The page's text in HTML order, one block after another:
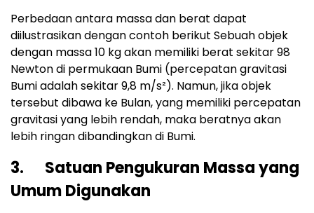
Perbedaan antara massa dan berat dapat
diilustrasikan dengan contoh berikut Sebuah objek
dengan massa 10 kg akan memiliki berat sekitar 98
Newton di permukaan Bumi (percepatan gravitasi
Bumi adalah sekitar 9,8 m/s²). Namun, jika objek
tersebut dibawa ke Bulan, yang memiliki percepatan
gravitasi yang lebih rendah, maka beratnya akan
lebih ringan dibandingkan di Bumi.
3. Satuan Pengukuran Massa yang
Umum Digunakan